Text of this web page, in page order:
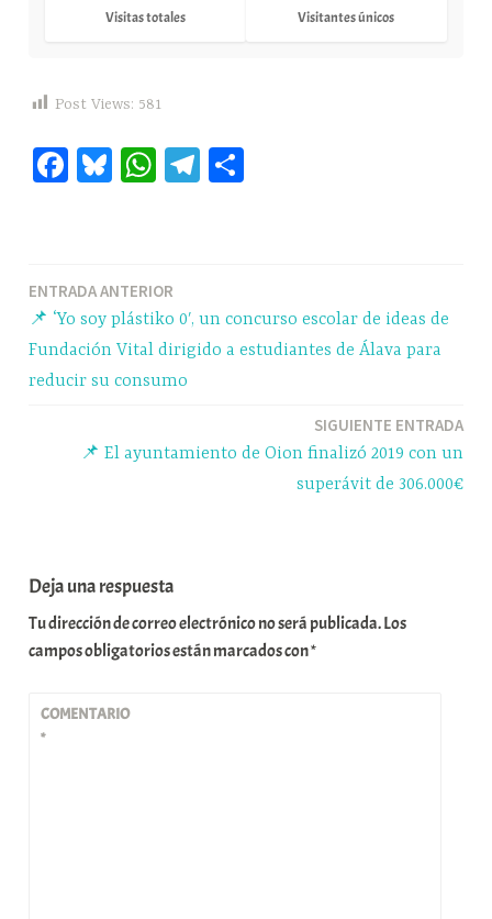
Visitas totales Visitantes únicos
Post Views: 581
Fa Bl W
pp
Te
m rti
r
Navegación
de
entradas
ENTRADA ANTERIOR
📌 ‘Yo soy plástiko 0′, un concurso escolar de ideas de
Fundación Vital dirigido a estudiantes de Álava para
reducir su consumo
SIGUIENTE ENTRADA
📌 El ayuntamiento de Oion finalizó 2019 con un
superávit de 306.000€
Deja una respuesta
Tu dirección de correo electrónico no será publicada.Los
campos obligatorios están marcados con*
COMENTARIO
*